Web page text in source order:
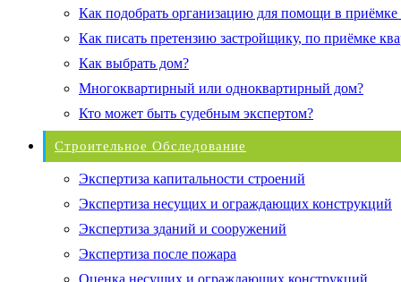
Как подобрать организацию для помощи в приёмке
Как писать претензию застройщику, по приёмке
Как выбрать дом?
Многоквартирный или одноквартирный дом?
Кто может быть судебным экспертом?
Строительное Обследование
Экспертиза капитальности строений
Экспертиза несущих и ограждающих конструкций
Экспертиза зданий и сооружений
Экспертиза после пожара
Оценка несущих и ограждающих конструкций